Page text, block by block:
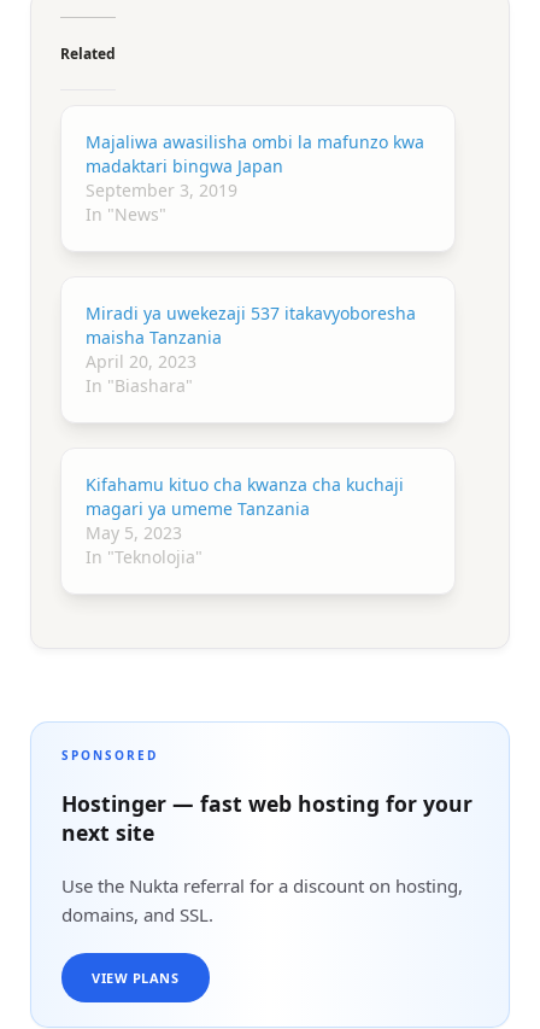
Related
Majaliwa awasilisha ombi la mafunzo kwa
madaktari bingwa Japan
September 3, 2019
In "News"
Miradi ya uwekezaji 537 itakavyoboresha
maisha Tanzania
April 20, 2023
In "Biashara"
Kifahamu kituo cha kwanza cha kuchaji
magari ya umeme Tanzania
May 5, 2023
In "Teknolojia"
SPONSORED
Hostinger — fast web hosting for your
next site
Use the Nukta referral for a discount on hosting,
domains, and SSL.
VIEW PLANS